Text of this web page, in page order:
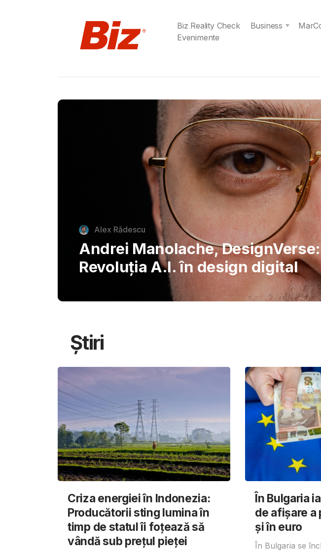
Biz Reality Check Business
Evenimente
Birra Moretti® a adus spiritul
autentice piazzette italiene în
București, invitând publicul să
savureze plăcerile simple ale
Știri
Criza energiei în Indonezia:
Producătorii sting lumina în
timp de statul îi foțează să
vândă sub prețul pieței
În Bulgaria
de afișare a
și în euro
În Bulgaria se